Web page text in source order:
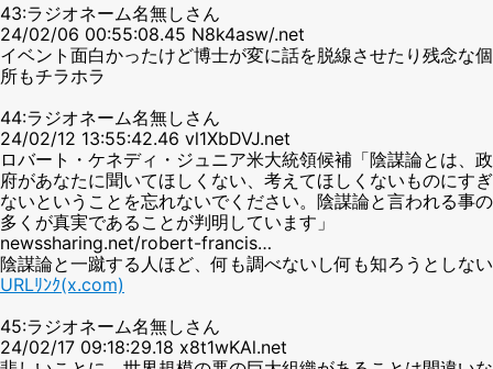
43:ラジオネーム名無しさん
24/02/06 00:55:08.45 N8k4asw/.net
イベント面白かったけど博士が変に話を脱線させたり残念な個
所もチラホラ
44:ラジオネーム名無しさん
24/02/12 13:55:42.46 vl1XbDVJ.net
ロバート・ケネディ・ジュニア米大統領候補「陰謀論とは、政
府があなたに聞いてほしくない、考えてほしくないものにすぎ
ないということを忘れないでください。陰謀論と言われる事の
多くが真実であることが判明しています」
newssharing.net/robert-francis…
陰謀論と一蹴する人ほど、何も調べないし何も知ろうとしない
URLﾘﾝｸ(x.com)
45:ラジオネーム名無しさん
24/02/17 09:18:29.18 x8t1wKAl.net